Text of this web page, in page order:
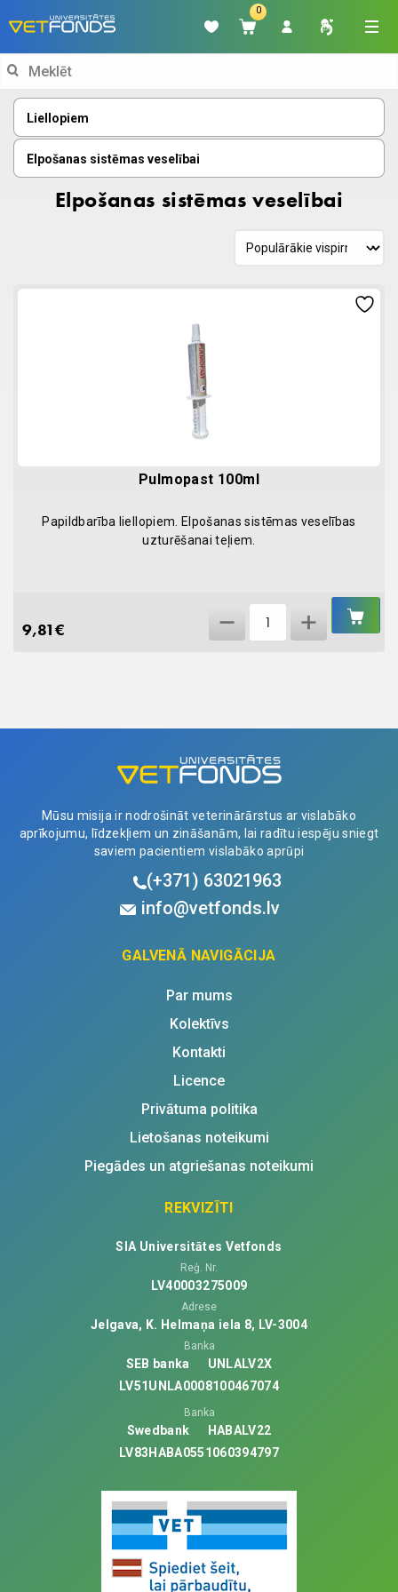
0
Search
Liellopiem
Elpošanas sistēmas veselībai
Elpošanas sistēmas veselībai
Pulmopast 100ml
Papildbarība liellopiem. Elpošanas sistēmas veselības
uzturēšanai teļiem.
9,81€
100ml
Mūsu misija ir nodrošināt veterinārārstus ar vislabāko
aprīkojumu, līdzekļiem un zināšanām, lai radītu iespēju sniegt
saviem pacientiem vislabāko aprūpi
(+371) 63021963
info@vetfonds.lv
GALVENĀ NAVIGĀCIJA
Par mums
Kolektīvs
Kontakti
Licence
Privātuma politika
Lietošanas noteikumi
Piegādes un atgriešanas noteikumi
REKVIZĪTI
SIA Universitātes Vetfonds
Reģ. Nr.
LV40003275009
Adrese
Jelgava, K. Helmaņa iela 8, LV-3004
Banka
SEB banka
UNLALV2X
LV51UNLA0008100467074
Banka
Swedbank
HABALV22
LV83HABA0551060394797